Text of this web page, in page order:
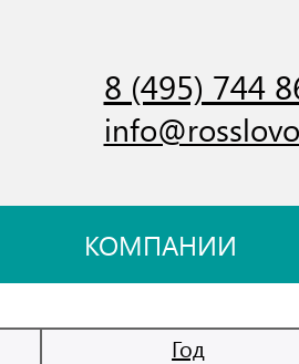
8 (495) 744
КОМПАНИИ
Год